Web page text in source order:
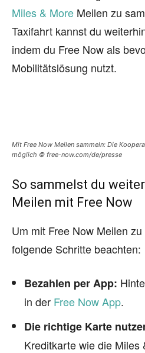
Miles & More Meilen zu
Taxifahrt kannst du
indem du Free Now als
Mobilitätslösung nutzt.
Mit Free Now Meilen sammeln: Die
möglich © free-now.com/de/presse
So sammelst du
Meilen mit Free Now
Um mit Free Now Meilen
folgende Schritte beachten:
Bezahlen per App:
in der Free Now App.
Die richtige Karte
Kreditkarte wie die Miles